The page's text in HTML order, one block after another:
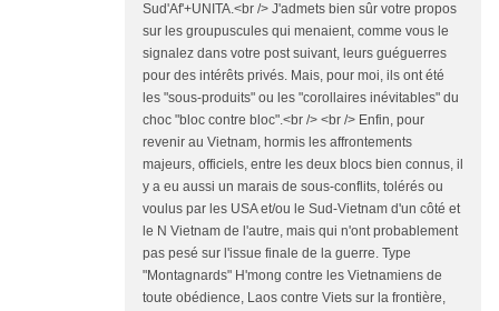
Sud'Af'+UNITA.<br /> J'admets bien sûr votre propos
sur les groupuscules qui menaient, comme vous le
signalez dans votre post suivant, leurs guéguerres
pour des intérêts privés. Mais, pour moi, ils ont été
les "sous-produits" ou les "corollaires inévitables" du
choc "bloc contre bloc".<br /> <br /> Enfin, pour
revenir au Vietnam, hormis les affrontements
majeurs, officiels, entre les deux blocs bien connus, il
y a eu aussi un marais de sous-conflits, tolérés ou
voulus par les USA et/ou le Sud-Vietnam d'un côté et
le N Vietnam de l'autre, mais qui n'ont probablement
pas pesé sur l'issue finale de la guerre. Type
"Montagnards" H'mong contre les Vietnamiens de
toute obédience, Laos contre Viets sur la frontière,